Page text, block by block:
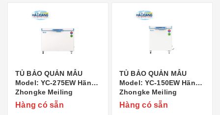
TỦ BẢO QUẢN MẪU
Model: YC-275EW Hãng:
Zhongke Meiling
Cryogenics Company
Limited
Hàng có sẵn
TỦ BẢO QUẢN MẪU
Model: YC-150EW Hãng:
Zhongke Meiling
Cryogenics Company
Limited Xuất xứ: Trung
Hàng có sẵn